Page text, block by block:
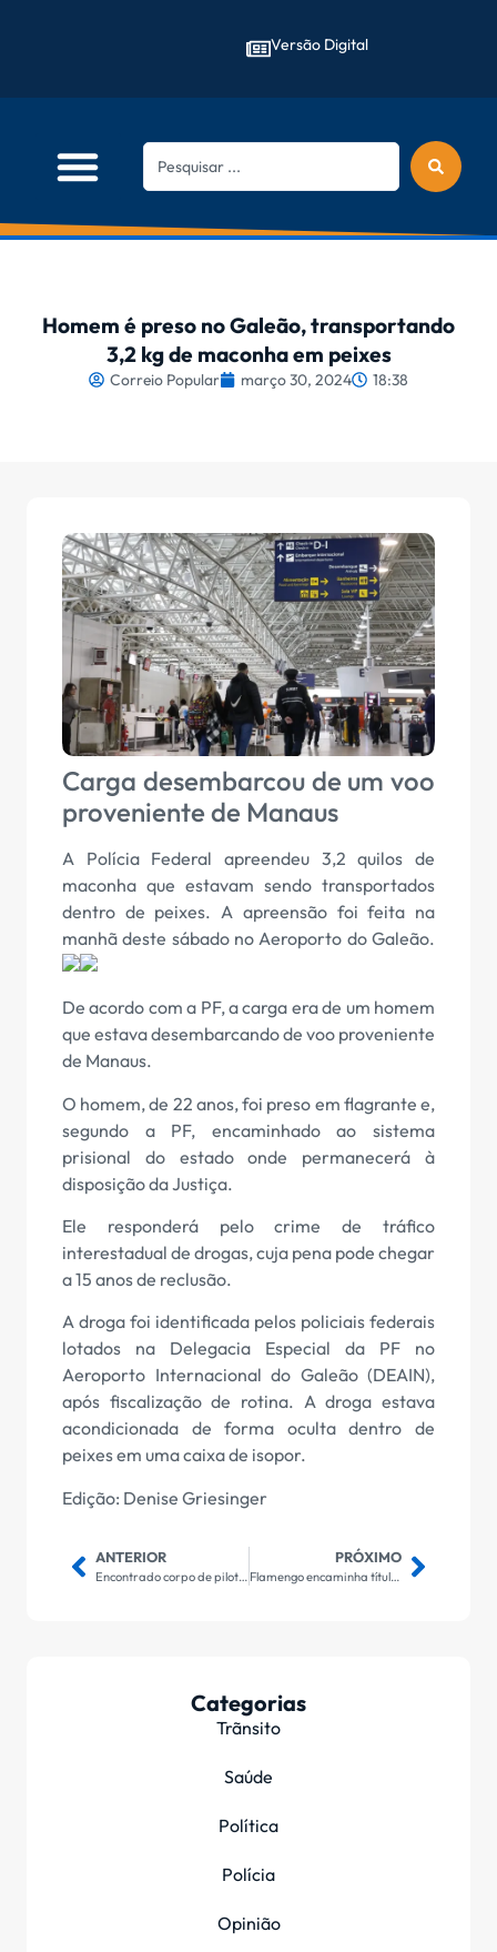
Versão Digital
Homem é preso no Galeão, transportando
3,2 kg de maconha em peixes
Correio Popular março 30, 2024 18:38
Carga desembarcou de um voo
proveniente de Manaus
A Polícia Federal apreendeu 3,2 quilos de
maconha que estavam sendo transportados
dentro de peixes. A apreensão foi feita na
manhã deste sábado no Aeroporto do Galeão.
De acordo com a PF, a carga era de um homem
que estava desembarcando de voo proveniente
de Manaus.
O homem, de 22 anos, foi preso em flagrante e,
segundo a PF, encaminhado ao sistema
prisional do estado onde permanecerá à
disposição da Justiça.
Ele responderá pelo crime de tráfico
interestadual de drogas, cuja pena pode chegar
a 15 anos de reclusão.
A droga foi identificada pelos policiais federais
lotados na Delegacia Especial da PF no
Aeroporto Internacional do Galeão (DEAIN),
após fiscalização de rotina. A droga estava
acondicionada de forma oculta dentro de
peixes em uma caixa de isopor.
Edição: Denise Griesinger
ANTERIOR
Encontrado corpo de piloto de avião que caiu na Serra do Japi
PRÓXIMO
Flamengo encaminha título do Carioca, com 3 a 0 sobre Nova Iguaçu
Categorias
Trãnsito
Saúde
Política
Polícia
Opinião